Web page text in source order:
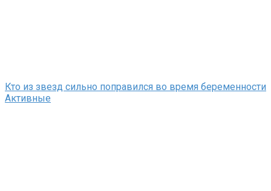
Кто из звезд сильно поправился во время беременности
Активные